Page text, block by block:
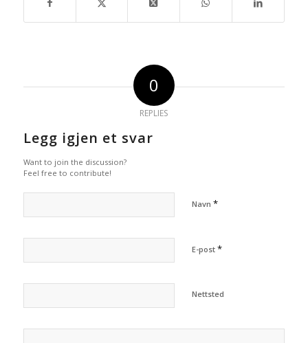
0
REPLIES
Legg igjen et svar
Want to join the discussion?
Feel free to contribute!
Navn *
E-post *
Nettsted